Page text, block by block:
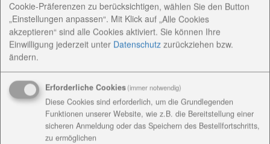
dieses Engagement zu würdigen. Und deswegen
habe ich sehr gern die Schirmherrschaft
übernommen.“
Themenschwerpunkt des 9. Familienpreises: „Ich
freue mich, dass der Thüringer Familienpreis in
diesem Jahr die Solidarität der Generationen in den
Blick nimmt. Im Alltag wird dieses Miteinander in
erster Linie in den Familien erlebt und gelebt. Dabei
Cookie-Präferenzen zu berücksichtigen, wählen Sie den Button
„Einstellungen anpassen“. Mit Klick auf „Alle Cookies
akzeptieren“ sind alle Cookies aktiviert. Sie können Ihre
Einwilligung jederzeit unter Datenschutz zurückziehen bzw.
ändern.
Erforderliche Cookies(immer notwendig)
Diese Cookies sind erforderlich, um die Grundlegenden
Funktionen unserer Website, wie z.B. die Bereitstellung einer
sicheren Anmeldung oder das Speichern des Bestellfortschritts,
zu ermöglichen